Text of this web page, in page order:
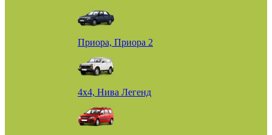
Приора, Приора 2
4х4, Нива Легенд